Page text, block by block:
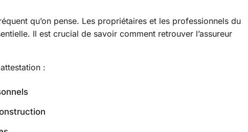
qu’on pense. Les propriétaires et les professionnels du
Il est crucial de savoir comment retrouver l’assureur
: